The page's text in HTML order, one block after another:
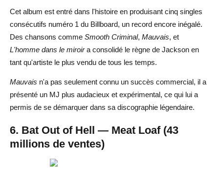
Cet album est entré dans l'histoire en produisant cinq singles
consécutifs numéro 1 du Billboard, un record encore inégalé.
Des chansons comme Smooth Criminal, Mauvais, et
L'homme dans le miroira consolidé le règne de Jackson en
tant qu'artiste le plus vendu de tous les temps.
Mauvais n'a pas seulement connu un succès commercial, il a
présenté un MJ plus audacieux et expérimental, ce qui lui a
permis de se démarquer dans sa discographie légendaire.
6. Bat Out of Hell — Meat Loaf (43
millions de ventes)